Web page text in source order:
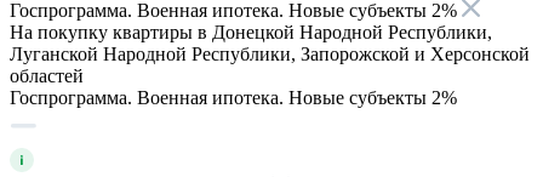
Госпрограмма. Военная ипотека. Новые субъекты 2%
На покупку квартиры в Донецкой Народной Республики,
Луганской Народной Республики, Запорожской и Херсонской
областей
Госпрограмма. Военная ипотека. Новые субъекты 2%